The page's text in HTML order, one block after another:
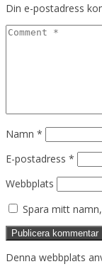
Din e-postadress
Namn *
E-postadress *
Webbplats
Spara mitt
Denna webbplats